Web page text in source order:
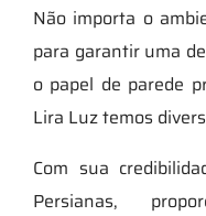
Não importa o
para garantir uma
o papel de parede
Lira Luz temos
Com sua
Persianas,